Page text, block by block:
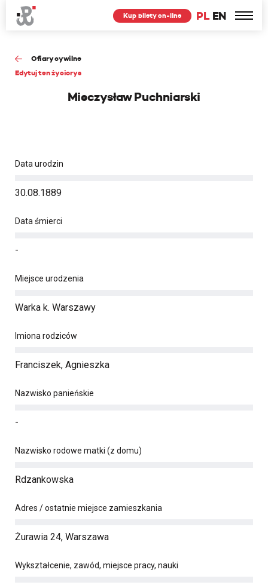
PL EN
Kup bilety on-line
Ofiary cywilne
Edytuj ten życiorys
Mieczysław Puchniarski
Data urodzin
30.08.1889
Data śmierci
-
Miejsce urodzenia
Warka k. Warszawy
Imiona rodziców
Franciszek, Agnieszka
Nazwisko panieńskie
-
Nazwisko rodowe matki (z domu)
Rdzankowska
Adres / ostatnie miejsce zamieszkania
Żurawia 24, Warszawa
Wykształcenie, zawód, miejsce pracy, nauki